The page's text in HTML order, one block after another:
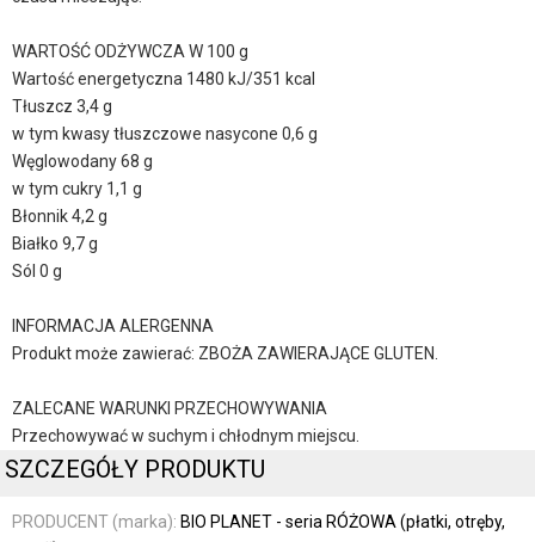
WARTOŚĆ ODŻYWCZA W 100 g
Wartość energetyczna 1480 kJ/351 kcal
Tłuszcz 3,4 g
w tym kwasy tłuszczowe nasycone 0,6 g
Węglowodany 68 g
w tym cukry 1,1 g
Błonnik 4,2 g
Białko 9,7 g
Sól 0 g
INFORMACJA ALERGENNA
Produkt może zawierać: ZBOŻA ZAWIERAJĄCE GLUTEN.
ZALECANE WARUNKI PRZECHOWYWANIA
Przechowywać w suchym i chłodnym miejscu.
SZCZEGÓŁY PRODUKTU
PRODUCENT (marka): BIO PLANET - seria RÓŻOWA (płatki, otręby,